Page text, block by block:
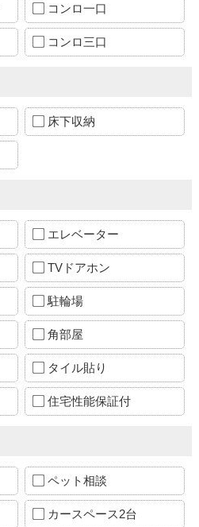
コンロ一口
コンロ三口
床下収納
エレベーター
TVドアホン
駐輪場
角部屋
タイル貼り
住宅性能保証付
ペット相談
カースペース2台